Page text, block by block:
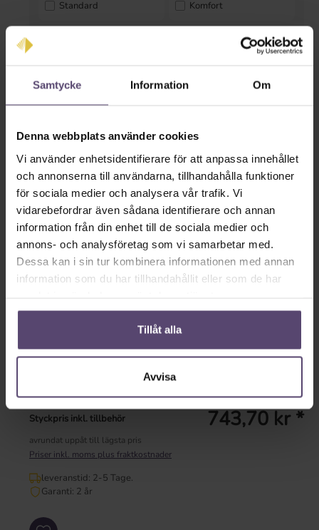
Samtycke Information Om
Denna webbplats använder cookies
Vi använder enhetsidentifierare för att anpassa innehållet
och annonserna till användarna, tillhandahålla funktioner
för sociala medier och analysera vår trafik. Vi
vidarebefordrar även sådana identifierare och annan
information från din enhet till de sociala medier och
annons- och analysföretag som vi samarbetar med.
Dessa kan i sin tur kombinera informationen med annan
information som du har tillhandahållit eller som de har
Tillåt alla
Avvisa
Standard Komfort
* Inmatning saknas *
vit silver
* Inmatning saknas *
Tillgänglig omedelbart
Garanti: 2 år
Styckpris inkl. tillbehör 743,70 kr *
avrundat uppåt till lägsta pris
Priser inkl. moms plus fraktkostnader
leveranstid: 2-5 Tage.
Garanti: 2 år
Produktkvantitet: Ange önskat värde eller använd knapparna för att öka eller